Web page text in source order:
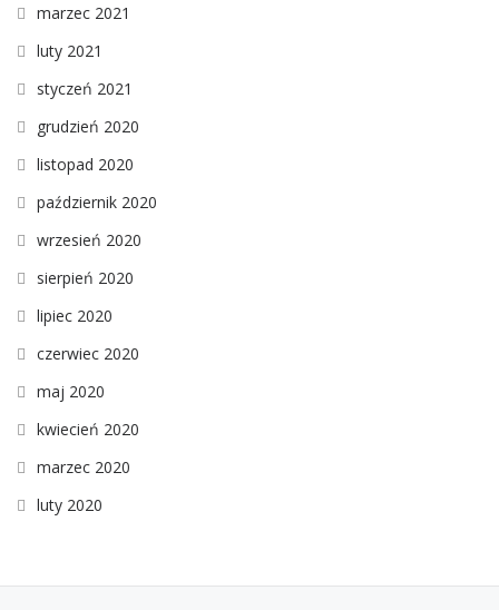
marzec 2021
luty 2021
styczeń 2021
grudzień 2020
listopad 2020
październik 2020
wrzesień 2020
sierpień 2020
lipiec 2020
czerwiec 2020
maj 2020
kwiecień 2020
marzec 2020
luty 2020